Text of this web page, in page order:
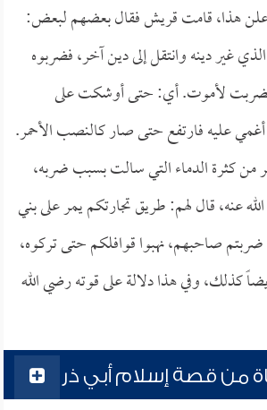
هذا، قامت قريش فقال بعضهم لبعض:
غير دينه وانتقل إلى دين آخر، فضربوه
لأموت. أي: حتى أوشكت على
أغمي عليه فارتفع حتى صار كالنصب الأحمر.
من كثرة الدماء التي سالت بسبب ضربه،
عنه، قال لهم: طريق تجارتكم يمر على بني
صاحبهم، نهبوا قوافلكم حتى تركوه،
كذلك، وفي هذا دلالة على قوته رضي الله
من قصة إسلام أبي ذر